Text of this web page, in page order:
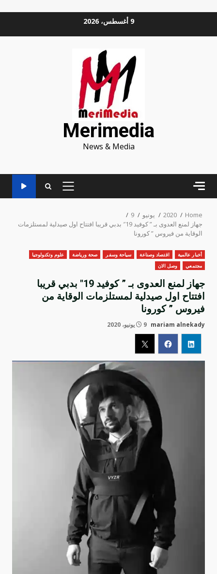
9 أغسطس، 2026
Merimedia
News & Media
PRIMARY
Home
2020 يونيو
9
جهاز لمنع العدوى بـ ” كوفيد 19″ بدبي قريبا افتتاح اول صيدلية لمستلزمات
الوقاية من فيروس ” كورونا
أخبار عالمية اقتصاد وصناعة سياحة وسفر صحة ورياضة
علوم وتكنولوجيا
مجتمعي
وصل الان
جهاز لمنع العدوى بـ ” كوفيد 19″ بدبي قريبا
افتتاح اول صيدلية لمستلزمات الوقاية من
فيروس ” كورونا
mariam alnekady 9 يونيو، 2020